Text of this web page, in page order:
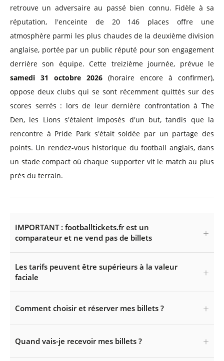
retrouve un adversaire au passé bien connu. Fidèle à sa
réputation, l'enceinte de 20 146 places offre une
atmosphère parmi les plus chaudes de la deuxième division
anglaise, portée par un public réputé pour son engagement
derrière son équipe. Cette treizième journée, prévue le
samedi 31 octobre 2026 (horaire encore à confirmer),
oppose deux clubs qui se sont récemment quittés sur des
scores serrés : lors de leur dernière confrontation à The
Den, les Lions s'étaient imposés d'un but, tandis que la
rencontre à Pride Park s'était soldée par un partage des
points. Un rendez-vous historique du football anglais, dans
un stade compact où chaque supporter vit le match au plus
près du terrain.
IMPORTANT : footballtickets.fr est un
comparateur et ne vend pas de billets
Les tarifs peuvent être supérieurs à la valeur
faciale
Comment choisir et réserver mes billets ?
Quand vais-je recevoir mes billets ?